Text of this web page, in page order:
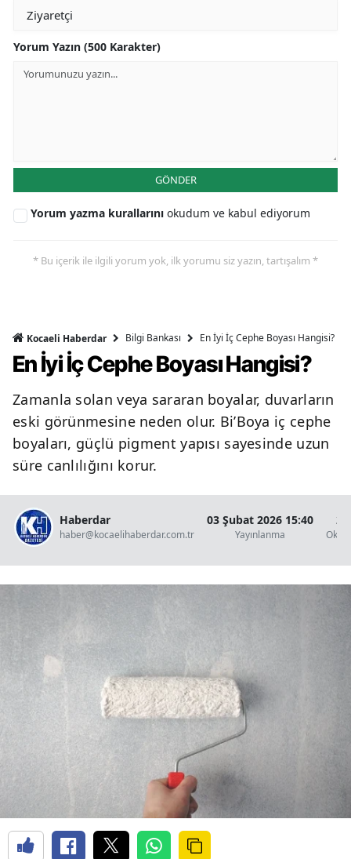
Yorum Yazın (500 Karakter)
GÖNDER
Yorum yazma kurallarını okudum ve kabul ediyorum
* Bu içerik ile ilgili yorum yok, ilk yorumu siz yazın, tartışalım *
Kocaeli Haberdar Bilgi Bankası En İyi İç Cephe Boyası Hangisi?
En İyi İç Cephe Boyası Hangisi?
Zamanla solan veya sararan boyalar, duvarların
eski görünmesine neden olur. Bi’Boya iç cephe
boyaları, güçlü pigment yapısı sayesinde uzun
süre canlılığını korur.
Haberdar
haber@kocaelihaberdar.com.tr
03 Şubat 2026 15:40
Yayınlanma
2